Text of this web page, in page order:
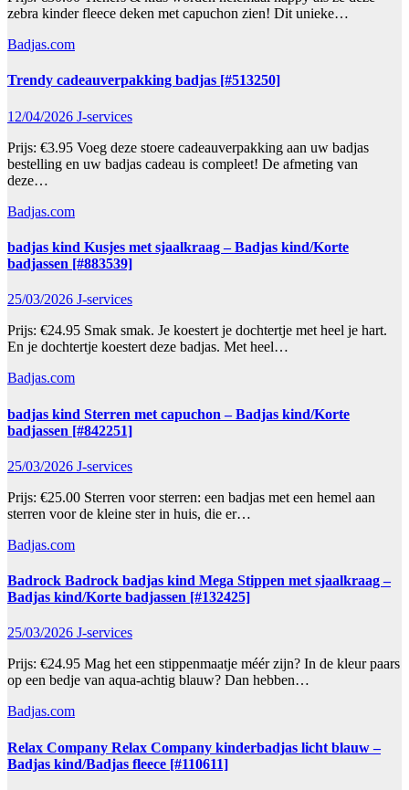
zebra kinder fleece deken met capuchon zien! Dit unieke…
Badjas.com
Trendy cadeauverpakking badjas [#513250]
12/04/2026 J-services
Prijs: €3.95 Voeg deze stoere cadeauverpakking aan uw badjas
bestelling en uw badjas cadeau is compleet! De afmeting van
deze…
Badjas.com
badjas kind Kusjes met sjaalkraag – Badjas kind/Korte
badjassen [#883539]
25/03/2026 J-services
Prijs: €24.95 Smak smak. Je koestert je dochtertje met heel je hart.
En je dochtertje koestert deze badjas. Met heel…
Badjas.com
badjas kind Sterren met capuchon – Badjas kind/Korte
badjassen [#842251]
25/03/2026 J-services
Prijs: €25.00 Sterren voor sterren: een badjas met een hemel aan
sterren voor de kleine ster in huis, die er…
Badjas.com
Badrock Badrock badjas kind Mega Stippen met sjaalkraag –
Badjas kind/Korte badjassen [#132425]
25/03/2026 J-services
Prijs: €24.95 Mag het een stippenmaatje méér zijn? In de kleur paars
op een bedje van aqua-achtig blauw? Dan hebben…
Badjas.com
Relax Company Relax Company kinderbadjas licht blauw –
Badjas kind/Badjas fleece [#110611]